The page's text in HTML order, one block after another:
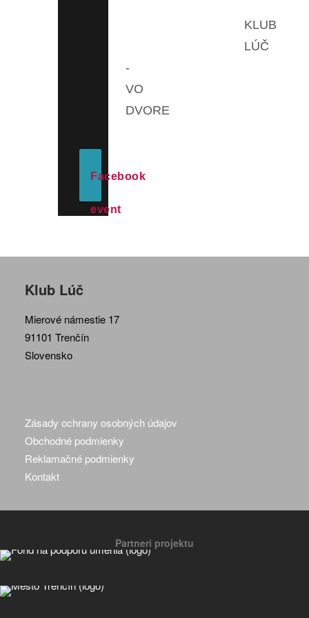
KLUB
LÚČ
-
VO
DVORE
Facebook
event
Klub Lúč
Mierové námestie 17
91101 Trenčín
Slovensko
Zásady ochrany osobných údajov
Obchodné podmienky
Reklamačné podmienky
Kontakt
Partneri projektu